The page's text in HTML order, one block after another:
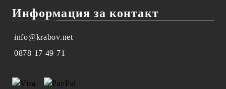
Информация за контакт
info@krabov.net
0878 17 49 71